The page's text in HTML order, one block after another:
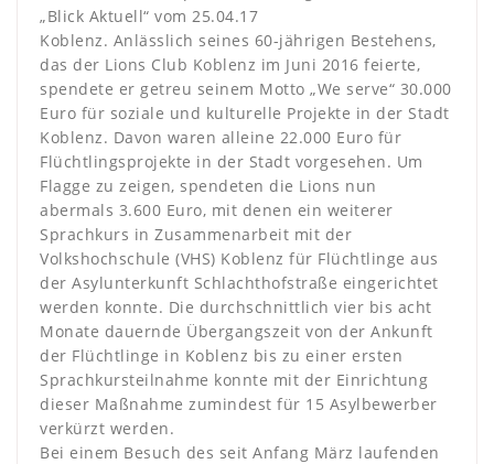
„Blick Aktuell“ vom 25.04.17
Koblenz. Anlässlich seines 60-jährigen Bestehens,
das der Lions Club Koblenz im Juni 2016 feierte,
spendete er getreu seinem Motto „We serve“ 30.000
Euro für soziale und kulturelle Projekte in der Stadt
Koblenz. Davon waren alleine 22.000 Euro für
Flüchtlingsprojekte in der Stadt vorgesehen. Um
Flagge zu zeigen, spendeten die Lions nun
abermals 3.600 Euro, mit denen ein weiterer
Sprachkurs in Zusammenarbeit mit der
Volkshochschule (VHS) Koblenz für Flüchtlinge aus
der Asylunterkunft Schlachthofstraße eingerichtet
werden konnte. Die durchschnittlich vier bis acht
Monate dauernde Übergangszeit von der Ankunft
der Flüchtlinge in Koblenz bis zu einer ersten
Sprachkursteilnahme konnte mit der Einrichtung
dieser Maßnahme zumindest für 15 Asylbewerber
verkürzt werden.
Bei einem Besuch des seit Anfang März laufenden